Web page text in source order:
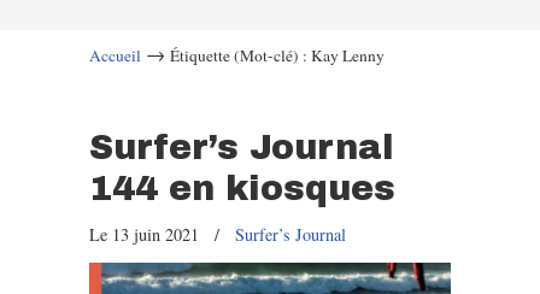
Accueil → Étiquette (Mot-clé) : Kay Lenny
Surfer’s Journal
144 en kiosques
Le 13 juin 2021 / Surfer’s Journal